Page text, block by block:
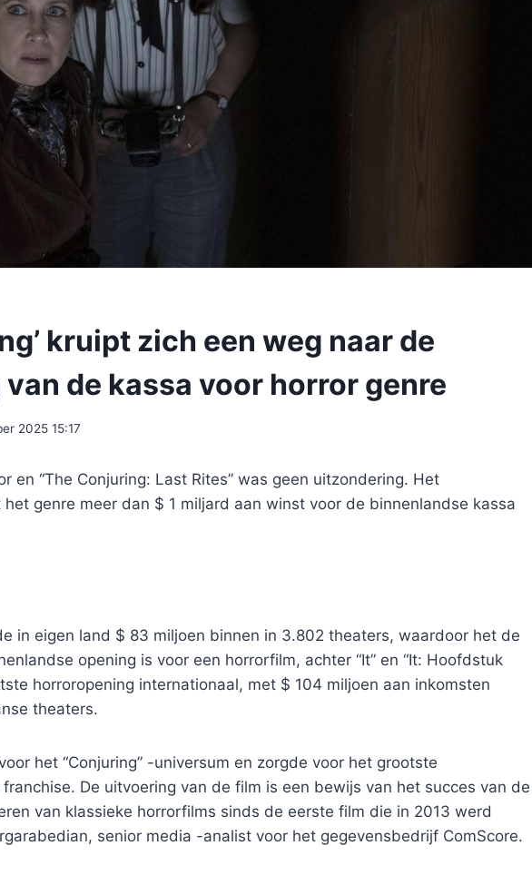
kruipt zich een weg naar de
de kassa voor horror genre
2025 15:17
en “The Conjuring: Last Rites” was geen uitzondering. Het
genre meer dan $ 1 miljard aan winst voor de binnenlandse kassa
in eigen land $ 83 miljoen binnen in 3.802 theaters, waardoor het de
opening is voor een horrorfilm, achter “It” en “It: Hoofdstuk
horroropening internationaal, met $ 104 miljoen aan inkomsten
theaters.
het “Conjuring” -universum en zorgde voor het grootste
De uitvoering van de film is een bewijs van het succes van de
van klassieke horrorfilms sinds de eerste film die in 2013 werd
senior media -analist voor het gegevensbedrijf ComScore.